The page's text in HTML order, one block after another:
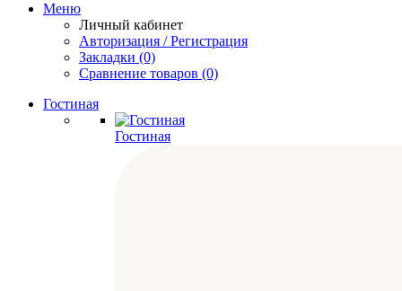
Меню
Личный кабинет
Авторизация / Регистрация
Закладки (0)
Сравнение товаров (0)
Гостиная
Гостиная